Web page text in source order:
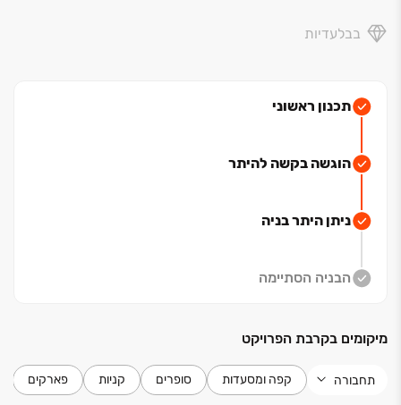
תחבורה ציבורית, רכבת, צירי תנועה מרכזיים, מרכזי
חיים גבוה בלב ירושלים המתחדשת.
בבלעדיות
תכנון ראשוני
הוגשה בקשה להיתר
ניתן היתר בניה
הבניה הסתיימה
מיקומים בקרבת הפרויקט
תחבורה קפה ומסעדות סופרים קניות פארקים